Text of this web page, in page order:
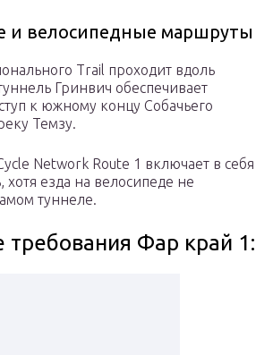
и велосипедные маршруты
Trail проходит вдоль
Гринвич обеспечивает
к южному концу Собачьего
Темзу.
Network Route 1 включает в себя
езда на велосипеде не
туннеле.
требования Фар край 1: